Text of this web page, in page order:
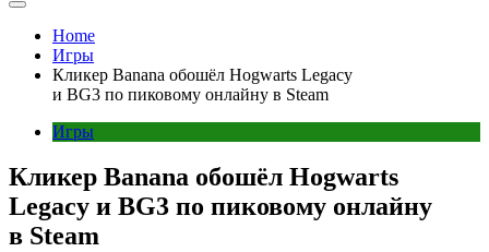
Home
Игры
Кликер Banana обошёл Hogwarts Legacy
и BG3 по пиковому онлайну в Steam
Игры
Кликер Banana обошёл Hogwarts
Legacy и BG3 по пиковому онлайну
в Steam